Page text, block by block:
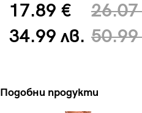
17.89 €
34.99 лв. 50.99
Подобни продукти